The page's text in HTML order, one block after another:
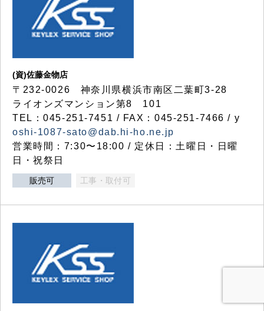
(資)佐藤金物店
〒232-0026 神奈川県横浜市南区二葉町3-28
ライオンズマンション第8 101
TEL：045-251-7451 / FAX：045-251-7466 / y
oshi-1087-sato@dab.hi-ho.ne.jp
営業時間：7:30〜18:00 / 定休日：土曜日・日曜
日・祝祭日
販売可 工事・取付可